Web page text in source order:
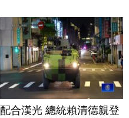
配合漢光 總統賴清德親登